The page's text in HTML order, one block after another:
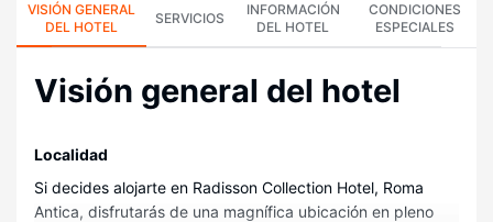
VISIÓN GENERAL
DEL HOTEL
SERVICIOS
INFORMACIÓN
DEL HOTEL
CONDICIONES
ESPECIALES
Visión general del hotel
Localidad
Si decides alojarte en Radisson Collection Hotel, Roma
Antica, disfrutarás de una magnífica ubicación en pleno